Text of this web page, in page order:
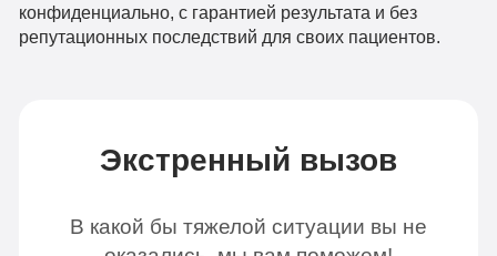
конфиденциально, с гарантией результата и без
репутационных последствий для своих пациентов.
Экстренный вызов
В какой бы тяжелой ситуации вы не